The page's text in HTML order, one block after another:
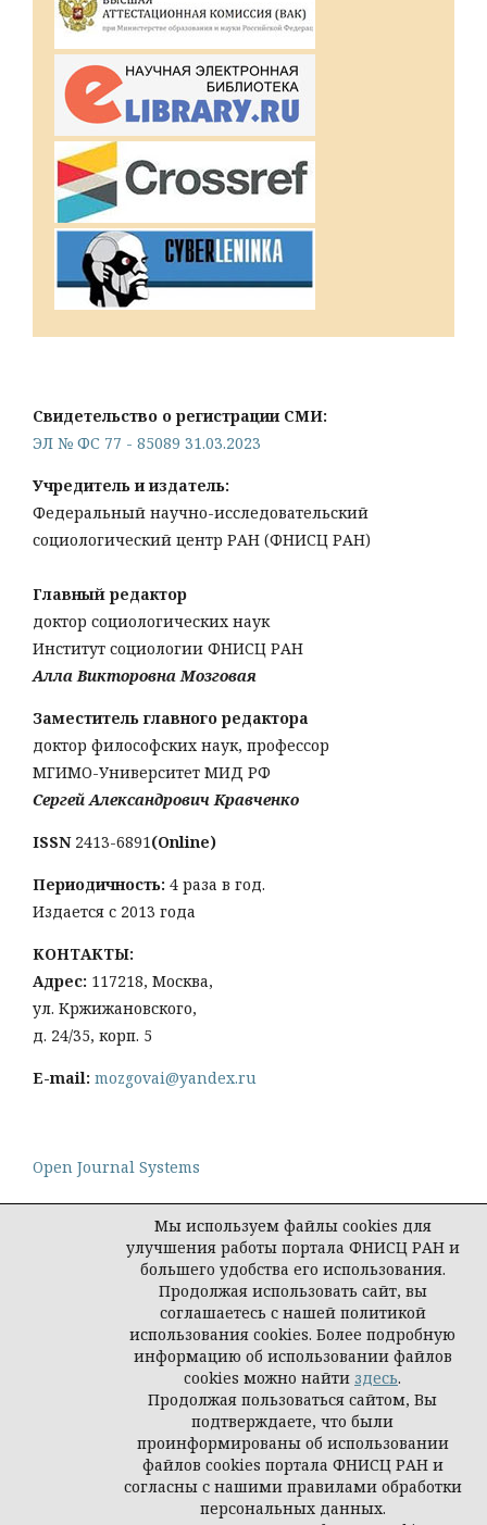
Свидетельство о регистрации СМИ:
ЭЛ № ФС 77 - 85089 31.03.2023
Учредитель и издатель:
Федеральный научно-исследовательский
социологический центр РАН (ФНИСЦ РАН)
Главный редактор
доктор социологических наук
Институт социологии ФНИСЦ РАН
Алла Викторовна Мозговая
Заместитель главного редактора
доктор философских наук, профессор
МГИМО-Университет МИД РФ
Сергей Александрович Кравченко
ISSN 2413-6891(Online)
Периодичность: 4 раза в год.
Издается с 2013 года
КОНТАКТЫ:
Адрес: 117218, Москва,
ул. Кржижановского,
д. 24/35, корп. 5
E-mail: mozgovai@yandex.ru
Open Journal Systems
Политика конфиденциальности персональных
© Социологическая наука и социальная практика,
Мы используем файлы cookies для
улучшения работы портала ФНИСЦ РАН и
большего удобства его использования.
Продолжая использовать сайт, вы
соглашаетесь с нашей политикой
использования cookies. Более подробную
информацию об использовании файлов
cookies можно найти здесь.
Продолжая пользоваться сайтом, Вы
подтверждаете, что были
проинформированы об использовании
файлов cookies портала ФНИСЦ РАН и
согласны с нашими правилами обработки
персональных данных.